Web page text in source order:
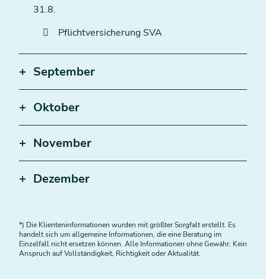
31.8.
Pflichtversicherung SVA
September
Oktober
November
Dezember
*) Die Klienteninformationen wurden mit größter Sorgfalt erstellt. Es
handelt sich um allgemeine Informationen, die eine Beratung im
Einzelfall nicht ersetzen können. Alle Informationen ohne Gewähr. Kein
Anspruch auf Vollständigkeit, Richtigkeit oder Aktualität.